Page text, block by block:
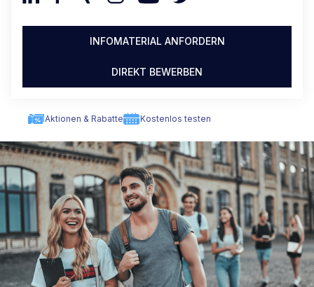
INFOMATERIAL ANFORDERN
DIREKT BEWERBEN
Aktionen & Rabatte Kostenlos testen